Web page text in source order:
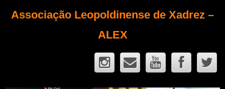
Associação Leopoldinense de Xadrez –
ALEX